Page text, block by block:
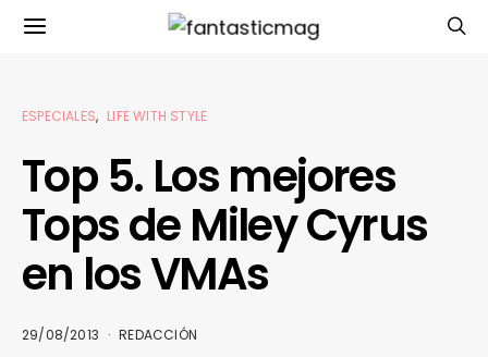
ESPECIALES LIFE WITH STYLE
Top 5. Los mejores
Tops de Miley Cyrus
en los VMAs
29/08/2013 REDACCIÓN